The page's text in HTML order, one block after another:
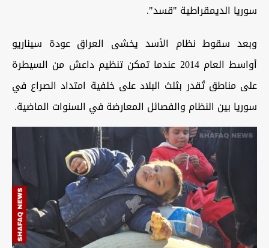
سوريا الديمقراطية "قسد".
وبعد سقوط نظام الأسد يخشى العراق عودة سيناريو
أواسط العام 2014 عندما تمكن تنظيم داعش من السيطرة
على مناطق تُقدر بثلث البلاد على خلفية امتداد الصراع في
سوريا بين النظام والفصائل المعارضة في السنوات الماضية.